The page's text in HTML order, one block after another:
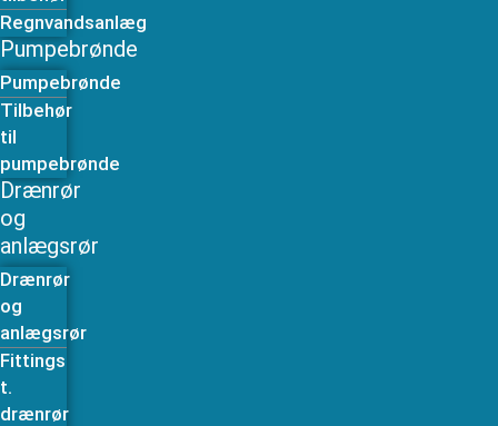
Regnvandsanlæg
Pumpebrønde
Pumpebrønde
Tilbehør
til
pumpebrønde
Drænrør
og
anlægsrør
Drænrør
og
anlægsrør
Fittings
t.
drænrør